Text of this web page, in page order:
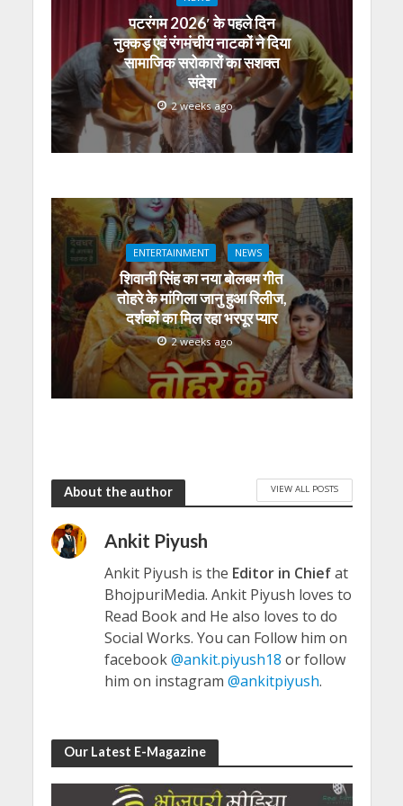
पटरंगम 2026′ के पहले दिन
नुक्कड़ एवं रंगमंचीय नाटकों ने दिया
सामाजिक सरोकारों का सशक्त
संदेश
2 weeks ago
ENTERTAINMENT NEWS
शिवानी सिंह का नया बोलबम गीत
तोहरे के मांगिला जानु हुआ रिलीज,
दर्शकों का मिल रहा भरपूर प्यार
2 weeks ago
About the author VIEW ALL POSTS
Ankit Piyush
Ankit Piyush is the Editor in Chiefat
BhojpuriMedia. Ankit Piyush loves to
Read Book and He also loves to do
Social Works. You can Follow him on
facebook@ankit.piyush18 or follow
him on instagram @ankitpiyush.
Our Latest E-Magazine